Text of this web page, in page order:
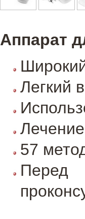
Аппарат
Легкий
57
Перед